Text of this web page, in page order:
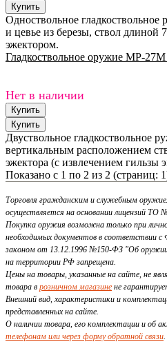
Одноствольное
и цевье из березы, ствол длиной
эжектором.
Гладкоствольное оружие МР-27М
Нет в наличии
Двуствольное гладкоствольное
вертикальным расположением
эжектора (с извлечением гильзы
Показано с 1 по 2 из 2 (страниц:
Торговля гражданским и служебным
осуществляется на основании лицензий
Покупка оружия возможна только при
необходимых документов в соответствии с
законом от 13.12.1996 №150-ФЗ "Об
на территории РФ запрещена.
Цены на товары, указанные на сайте, не
товара в розничном магазине не
Внешний вид, характеристики и
представленных на сайте.
О наличии товара, его комплектации и об
телефонам или через форму обратной связи.